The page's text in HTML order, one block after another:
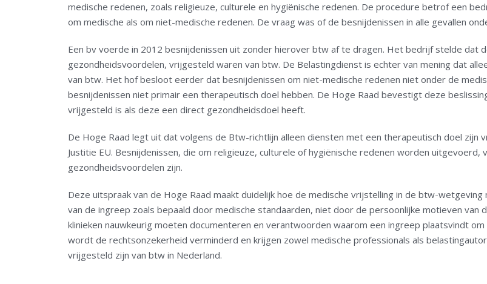
medische redenen, zoals religieuze, culturele en hygiënische redenen. De procedure betrof een
om medische als om niet-medische redenen. De vraag was of de besnijdenissen in alle gevallen
Een bv voerde in 2012 besnijdenissen uit zonder hierover btw af te dragen. Het bedrijf stelde dat
gezondheidsvoordelen, vrijgesteld waren van btw. De Belastingdienst is echter van mening dat
van btw. Het hof besloot eerder dat besnijdenissen om niet-medische redenen niet onder de
besnijdenissen niet primair een therapeutisch doel hebben. De Hoge Raad bevestigt deze
vrijgesteld is als deze een direct gezondheidsdoel heeft.
De Hoge Raad legt uit dat volgens de Btw-richtlijn alleen diensten met een therapeutisch doel
Justitie EU. Besnijdenissen, die om religieuze, culturele of hygiënische redenen worden
gezondheidsvoordelen zijn.
Deze uitspraak van de Hoge Raad maakt duidelijk hoe de medische vrijstelling in de btw-
van de ingreep zoals bepaald door medische standaarden, niet door de persoonlijke motieven
klinieken nauwkeurig moeten documenteren en verantwoorden waarom een ingreep plaatsvindt
wordt de rechtsonzekerheid verminderd en krijgen zowel medische professionals als
vrijgesteld zijn van btw in Nederland.